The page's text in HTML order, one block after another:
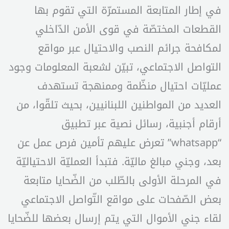
في إطار المتابعة المستمرّة التي تقوم بها
القطعات المختصّة في قوى الأمن الدّاخلي
لمكافحة جرائم النصب والاحتيال عبر مواقع
التواصل الاجتماعي، تبيّن لشعبة المعلومات وجود
عمليّات احتيال منظّمة وممنهجة تستهدف
العديد من المواطنين اللبنانيين، بحيث تلقّوا، من
أرقام أجنبية، رسائل نصية عبر تطبيق
“whatsapp” تعرض عليهم تأمين فرص عمل عن
بعد، وجني مبالغ ماليّة. فتبدأ العمليّة الاحتياليّة
في المرحلة الأولى بالطّلب من الضّحايا متابعة
بعض الصّفحات على مواقع التّواصل الاجتماعي
لقاء جني الأموال التي يتم إرسال بعضها للضّحايا